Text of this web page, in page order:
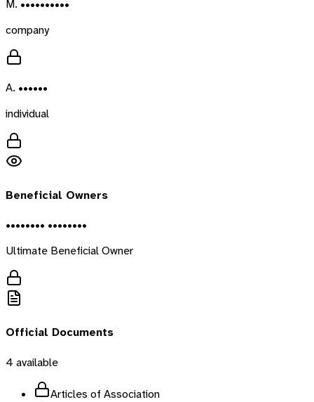
M. ••••••••••
company
A. ••••••
individual
Beneficial Owners
•••••••• ••••••••
Ultimate Beneficial Owner
Official Documents
4 available
Articles of Association